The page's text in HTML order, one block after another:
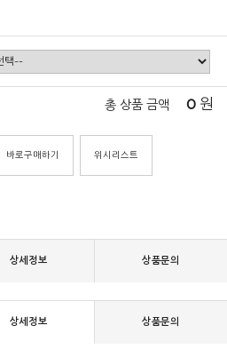
총 상품 금액 0 원
바로구매하기 위시리스트
상세정보 상품문의
상세정보 상품문의